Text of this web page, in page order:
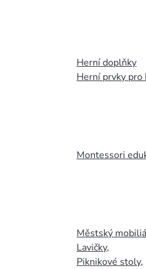
Herní doplňky
Herní prvky pro
Montessori
Městský
Lavičky,
Piknikové stoly,